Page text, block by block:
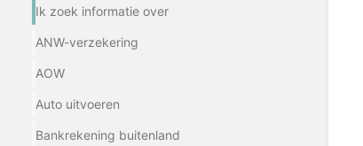
Ik zoek informatie over
ANW-verzekering
AOW
Auto uitvoeren
Bankrekening buitenland